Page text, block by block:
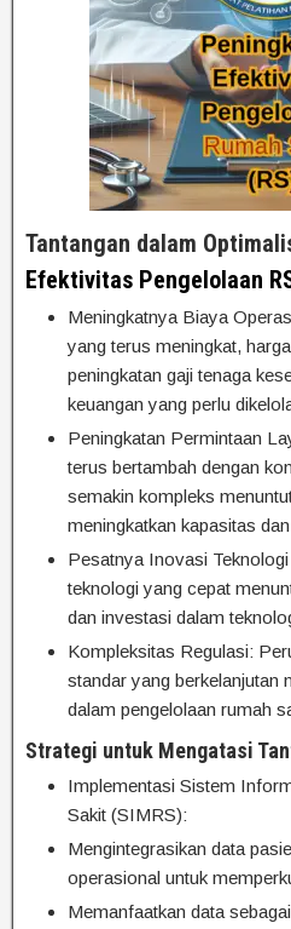
Tantangan dalam
Efektivitas Pengelolaan
Meningkatnya Biaya
yang terus meningkat,
peningkatan gaji tenaga
keuangan yang perlu
Peningkatan Permintaan
terus bertambah dengan
semakin kompleks
meningkatkan kapasitas
Pesatnya Inovasi
teknologi yang cepat
dan investasi dalam
Kompleksitas Regulasi:
standar yang berkelanjutan
dalam pengelolaan rumah
Strategi untuk Mengatasi
Implementasi Sistem
Sakit (SIMRS):
Mengintegrasikan data
operasional untuk
Memanfaatkan data